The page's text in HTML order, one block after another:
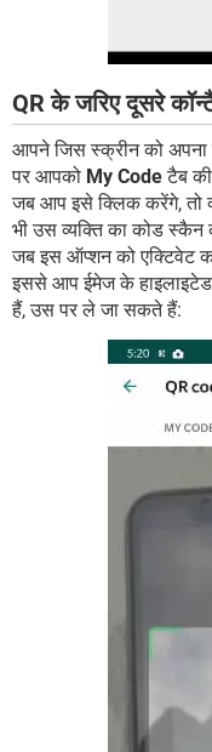
QR के जरिए दूसरे
आपने जिस स्क्रीन को
पर आपको My Codeटैब
जब आप इसे क्लिक करेंगे, तो
भी उस व्यक्ति का कोड
जब इस ऑप्शन को एक्टिवेट
इससे आप ईमेज के
हैं, उस पर ले जा सकते हैं: